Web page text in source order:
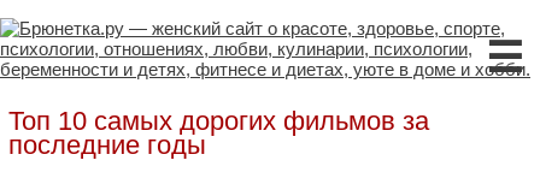
☰
Топ 10 самых дорогих фильмов за
последние годы